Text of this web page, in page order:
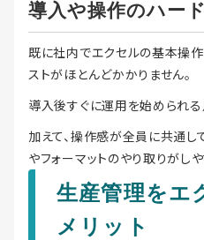
導入や操作のハー
既に社内でエクセルの基本操
ストがほとんどかかりません。
導入後すぐに運用を始められる
加えて、操作感が全員に共通し
やフォーマットのやり取りがし
生産管理をエ
メリット